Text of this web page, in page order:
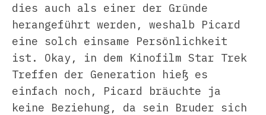
dies auch als einer der Gründe
herangeführt werden, weshalb Picard
eine solch einsame Persönlichkeit
ist. Okay, in dem Kinofilm Star Trek
Treffen der Generation hieß es
einfach noch, Picard bräuchte ja
keine Beziehung, da sein Bruder sich